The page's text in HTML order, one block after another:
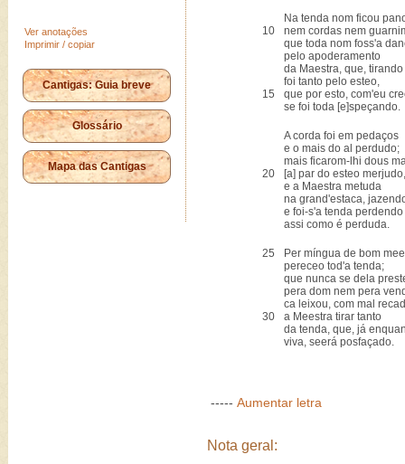
Ver anotações
Imprimir / copiar
Cantigas: Guia breve
Glossário
Mapa das Cantigas
Na tenda nom ficou
10
nem cordas nem
que toda nom foss'a
pelo apoderamento
da Maestra, que, tirando
foi tanto pelo esteo,
15
que por esto, com'eu
se foi toda [e]speçando.
A corda foi em pedaços
e o mais do al perdudo;
mais ficarom-lhi dous
20
[a] par do esteo merjudo,
e a Maestra metuda
na grand'estaca,
e foi-s'a tenda perdendo
assi como é perduda.
25
Per míngua de bom
pereceo tod'a tenda;
que nunca se dela
pera dom nem pera
ca leixou, com mal
30
a Meestra tirar tanto
da tenda, que, já
viva, seerá posfaçado.
----- Aumentar letra
Nota geral: